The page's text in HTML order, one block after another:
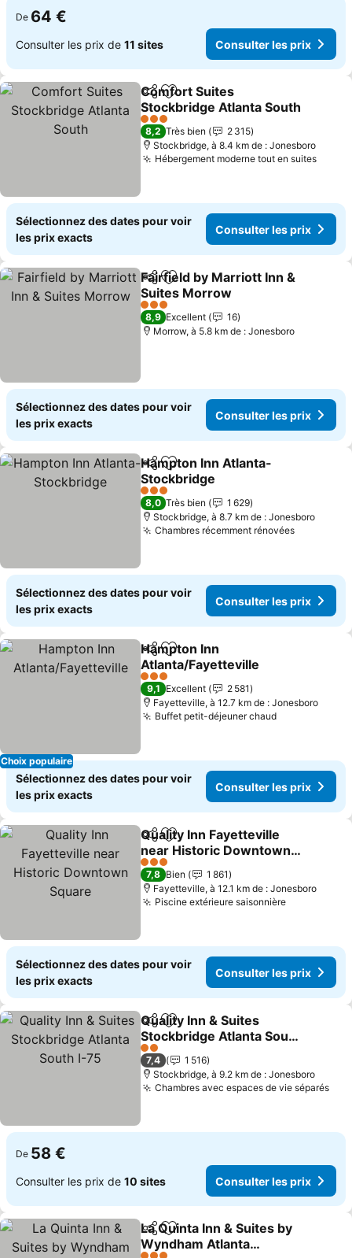
De 64 €
Consulter les prix de 11 sites Consulter les prix
PartagerAjouter à mes favoris
Comfort Suites
Stockbridge Atlanta South
3 Étoiles
8,2 Très bien
2 315
Stockbridge, à 8.4 km de : Jonesboro
Hébergement moderne tout en suites
Sélectionnez des dates pour voir
les prix exacts
Consulter les prix
PartagerAjouter à mes favoris
Fairfield by Marriott Inn &
Suites Morrow
3 Étoiles
8,9 Excellent
16
Morrow, à 5.8 km de : Jonesboro
Sélectionnez des dates pour voir
les prix exacts
Consulter les prix
PartagerAjouter à mes favoris
Hampton Inn Atlanta-
Stockbridge
3 Étoiles
8,0 Très bien
1 629
Stockbridge, à 8.7 km de : Jonesboro
Chambres récemment rénovées
Sélectionnez des dates pour voir
les prix exacts
Consulter les prix
Choix populaire
PartagerAjouter à mes favoris
Hampton Inn
Atlanta/Fayetteville
3 Étoiles
9,1 Excellent
2 581
Fayetteville, à 12.7 km de : Jonesboro
Buffet petit-déjeuner chaud
Sélectionnez des dates pour voir
les prix exacts
Consulter les prix
PartagerAjouter à mes favoris
Quality Inn Fayetteville
near Historic Downtown
Square
3 Étoiles
7,8 Bien
1 861
Fayetteville, à 12.1 km de : Jonesboro
Piscine extérieure saisonnière
Sélectionnez des dates pour voir
les prix exacts
Consulter les prix
PartagerAjouter à mes favoris
Quality Inn & Suites
Stockbridge Atlanta South
I-75
2 Étoiles
7,4
1 516
Stockbridge, à 9.2 km de : Jonesboro
Chambres avec espaces de vie séparés
De 58 €
Consulter les prix de 10 sites Consulter les prix
PartagerAjouter à mes favoris
La Quinta Inn & Suites by
Wyndham Atlanta